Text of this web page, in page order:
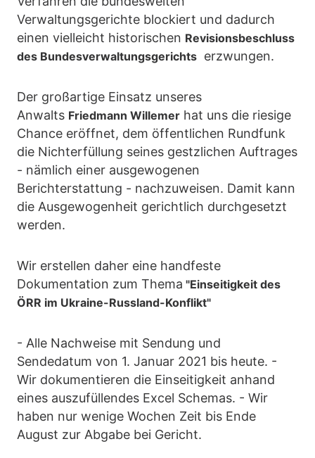
Verwaltungsgerichte blockiert und dadurch
einen vielleicht historischen Revisionsbeschluss
des Bundesverwaltungsgerichts erzwungen.
Der großartige Einsatz unseres
Anwalts Friedmann Willemer hat uns die riesige
Chance eröffnet, dem öffentlichen Rundfunk
die Nichterfüllung seines gestzlichen Auftrages
- nämlich einer ausgewogenen
Berichterstattung - nachzuweisen. Damit kann
die Ausgewogenheit gerichtlich durchgesetzt
werden.
Wir erstellen daher eine handfeste
Dokumentation zum Thema "Einseitigkeit des
ÖRR im Ukraine-Russland-Konflikt"
- Alle Nachweise mit Sendung und
Sendedatum von 1. Januar 2021 bis heute. -
Wir dokumentieren die Einseitigkeit anhand
eines auszufüllendes Excel Schemas. - Wir
haben nur wenige Wochen Zeit bis Ende
August zur Abgabe bei Gericht.